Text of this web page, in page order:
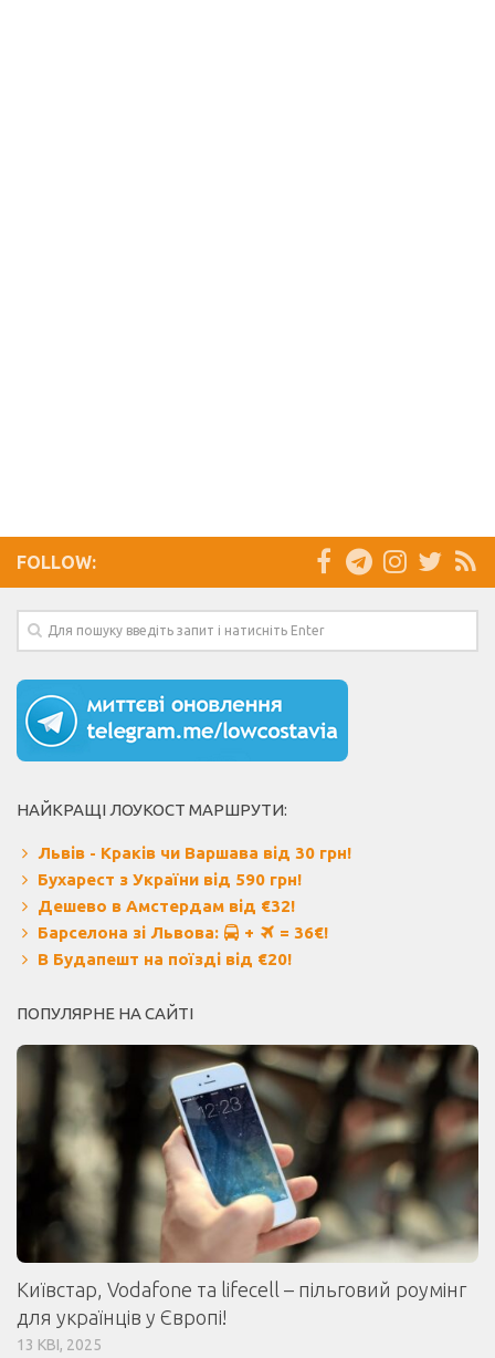
FOLLOW:
НАЙКРАЩІ ЛОУКОСТ МАРШРУТИ:
Львів - Краків чи Варшава від 30 грн!
Бухарест з України від 590 грн!
Дешево в Амстердам від €32!
Барселона зі Львова:
+
= 36€!
В Будапешт на поїзді від €20!
ПОПУЛЯРНЕ НА САЙТІ
Київстар, Vodafone та lifecell – пільговий роумінг
для українців у Європі!
13 КВІ, 2025